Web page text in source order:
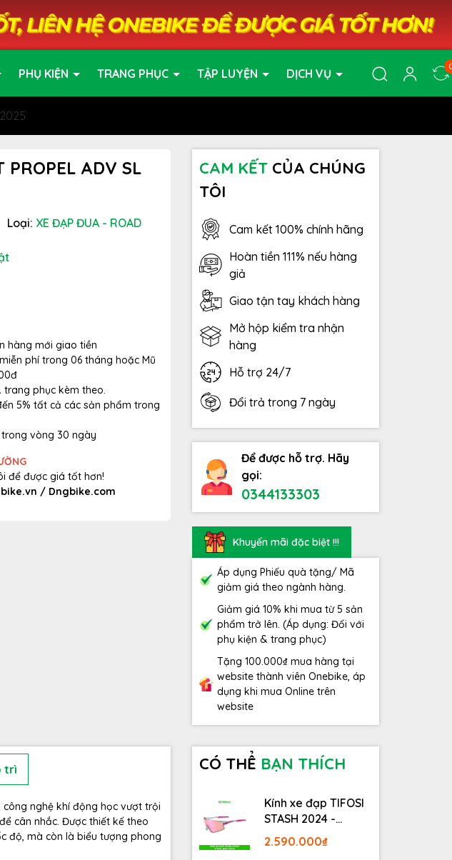
PHỤ KIỆN TRANG PHỤC TẬP LUYỆN DỊCH VỤ
ADV SL
Loại: XE ĐẠP ĐUA - ROAD
hàng mới giao tiền
phí trong 06 tháng hoặc Mũ
trang phục kèm theo.
5% tất cả các sản phẩm trong
trong vòng 30 ngày
để được giá tốt hơn!
/ Dngbike.com
CAM KẾTCỦA CHÚNG
TÔI
Cam kết 100% chính hãng
Hoàn tiền 111% nếu hàng
giả
Giao tận tay khách hàng
Mở hộp kiểm tra nhận
hàng
Hỗ trợ 24/7
Đổi trả trong 7 ngày
Để được hỗ trợ. Hãy
gọi:
0344133303
Khuyến mãi đặc biệt !!!
Áp dụng Phiếu quà tặng/ Mã
giảm giá theo ngành hàng.
Giảm giá 10% khi mua từ 5 sản
phẩm trở lên. (Áp dụng: Đối với
phụ kiện & trang phục)
Tặng 100.000₫ mua hàng tại
website thành viên Onebike, áp
dụng khi mua Online trên
website
trì
công nghệ khí động học vượt trội
cân nhắc. Được thiết kế theo
độ, mà còn là biểu tượng phong
CÓ THỂ BẠN THÍCH
Kính xe đạp TIFOSI
STASH 2024 -
STASH, RACE PINK
2.590.000₫